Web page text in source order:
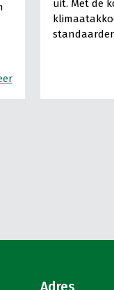
uit. Met de
Adres